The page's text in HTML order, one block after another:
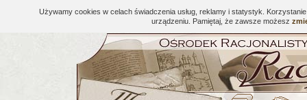
Używamy cookies w celach świadczenia usług, reklamy i statystyk.
urządzeniu. Pamiętaj, że zawsze możesz